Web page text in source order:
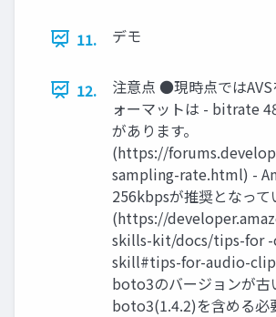
11. デモ
12.
注意点 ●現時点では
ォーマットは - bitrate
があります。
(https://
sampling-rate.html) -
256kbpsが推奨となって
(https://
skills-kit/docs/tips-for -
skill#tips-for-audio-
boto3のバージョンが古
boto3(1.4.2)を含める必